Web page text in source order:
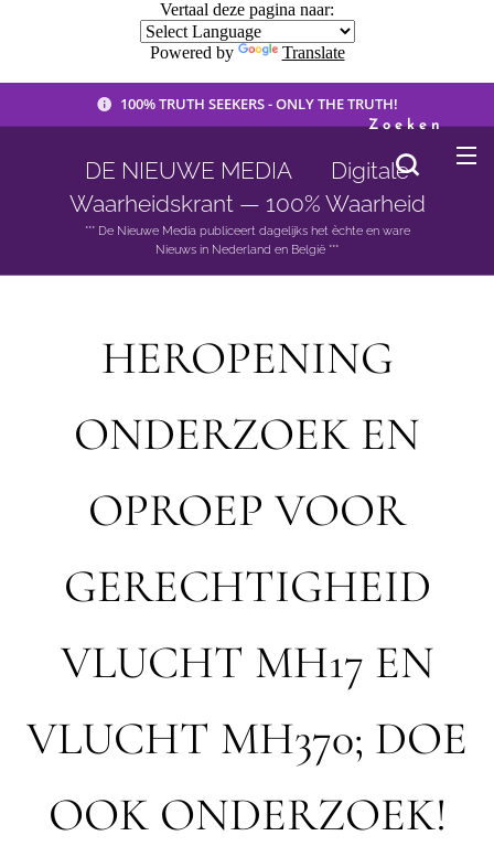
Vertaal deze pagina naar:
Powered by Translate
100% TRUTH SEEKERS - ONLY THE TRUTH!
DE NIEUWE MEDIA 🟣 Digitale
Waarheidskrant — 100% Waarheid
*** De Nieuwe Media publiceert dagelijks het èchte en ware
Nieuws in Nederland en België ***
Zoeken
HEROPENING
ONDERZOEK EN
OPROEP VOOR
GERECHTIGHEID
VLUCHT MH17 EN
VLUCHT MH370; DOE
OOK ONDERZOEK!